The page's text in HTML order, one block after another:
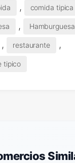
, comida tipica
,
, restaurante ,
tipico